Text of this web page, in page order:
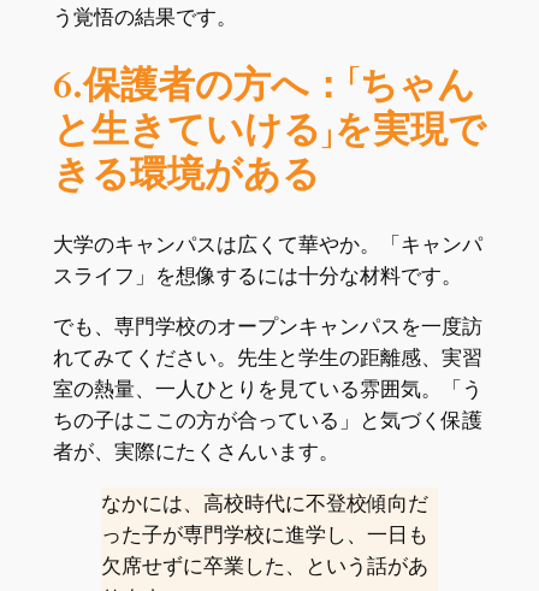
う覚悟の結果です。
6.保護者の方へ：「ちゃん
と生きていける」を実現で
きる環境がある
大学のキャンパスは広くて華やか。「キャンパ
スライフ」を想像するには十分な材料です。
でも、専門学校のオープンキャンパスを一度訪
れてみてください。先生と学生の距離感、実習
室の熱量、一人ひとりを見ている雰囲気。「う
ちの子はここの方が合っている」と気づく保護
者が、実際にたくさんいます。
なかには、高校時代に不登校傾向だ
った子が専門学校に進学し、一日も
欠席せずに卒業した、という話があ